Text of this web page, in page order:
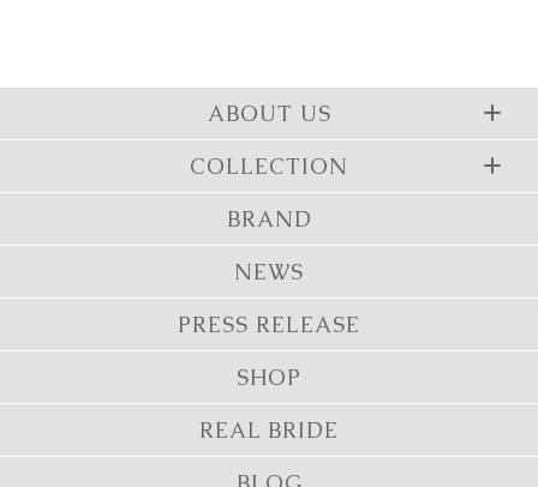
ABOUT US
COLLECTION
BRAND
NEWS
PRESS RELEASE
SHOP
REAL BRIDE